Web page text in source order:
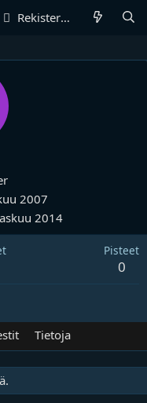
Rekisteröidy
2007
2014
Pisteet
0
Tietoja